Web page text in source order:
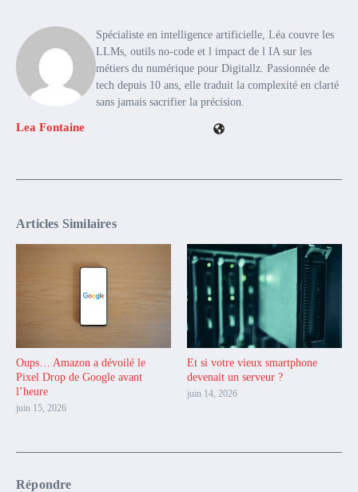
Lea Fontaine
Spécialiste en intelligence artificielle, Léa couvre les
LLMs, outils no-code et l impact de l IA sur les
métiers du numérique pour Digitallz. Passionnée de
tech depuis 10 ans, elle traduit la complexité en clarté
sans jamais sacrifier la précision.
Articles Similaires
Oups… Amazon a dévoilé le
Pixel Drop de Google avant
l’heure
juin 15, 2026
Et si votre vieux smartphone
devenait un serveur ?
juin 14, 2026
Répondre